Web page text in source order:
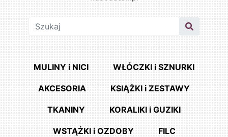
MULINY i NICI WŁÓCZKI i SZNURKI
AKCESORIA KSIĄŻKI i ZESTAWY
TKANINY KORALIKI i GUZIKI
WSTĄŻKI i OZDOBY FILC